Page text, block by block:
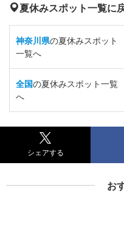
夏休みスポット一覧に
神奈川県の夏休みスポット
一覧へ
全国の夏休みスポット一覧
へ
シェアする
お